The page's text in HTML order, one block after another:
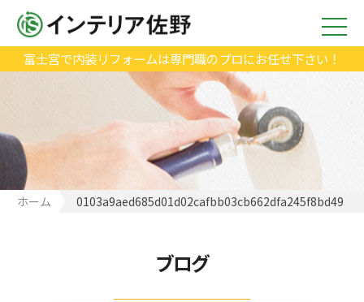
富士宮で内装リフォームは専門職のプロにお任せ下さい！
ホーム 0103a9aed685d01d02cafbb03cb662dfa245f8bd49
ブログ